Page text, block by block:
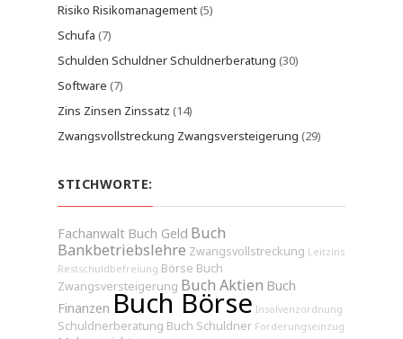
Risiko Risikomanagement(5)
Schufa (7)
Schulden Schuldner Schuldnerberatung (30)
Software (7)
Zins Zinsen Zinssatz (14)
Zwangsvollstreckung Zwangsversteigerung (29)
STICHWORTE:
Fachanwalt Buch Geld Buch
Bankbetriebslehre Zwangsvollstreckung Leitzins
Restschuldbefreiung Börse Buch
Zwangsversteigerung Buch Aktien Buch
Finanzen Buch Börse Insolvenzordnung
Schuldnerberatung Buch Schuldner Forderungseinzug